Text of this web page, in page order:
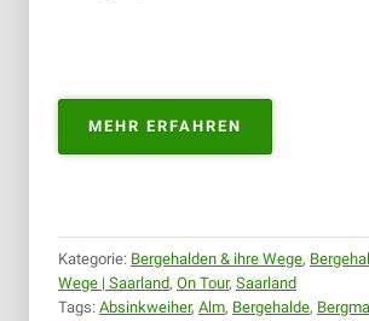
MEHR ERFAHREN
LANDWEILER
|
06.01.2019“
Kategorie: Bergehalden & ihre Wege,
Wege | Saarland, On Tour, Saarland
Tags: Absinkweiher, Alm, Bergehalde,